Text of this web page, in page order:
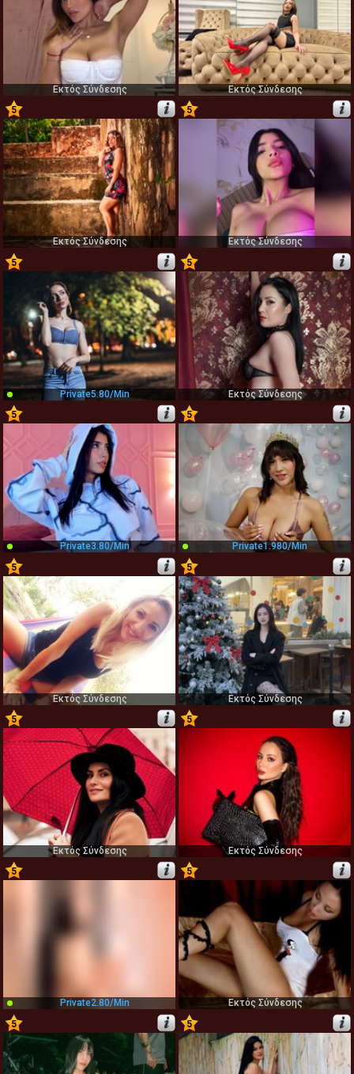
Εκτός Σύνδεσης
Εκτός Σύνδεσης
5
25
Εκτός Σύνδεσης
5
Εκτός Σύνδεσης
5
Private5.80/min
5
28
Εκτός Σύνδεσης
5
Private3.80/min
5
Private1.980/min
5
31
Εκτός Σύνδεσης
5
32
Εκτός Σύνδεσης
5
33
Εκτός Σύνδεσης
5
Εκτός Σύνδεσης
5
Private2.80/min
5
Εκτός Σύνδεσης
5
37
5
38